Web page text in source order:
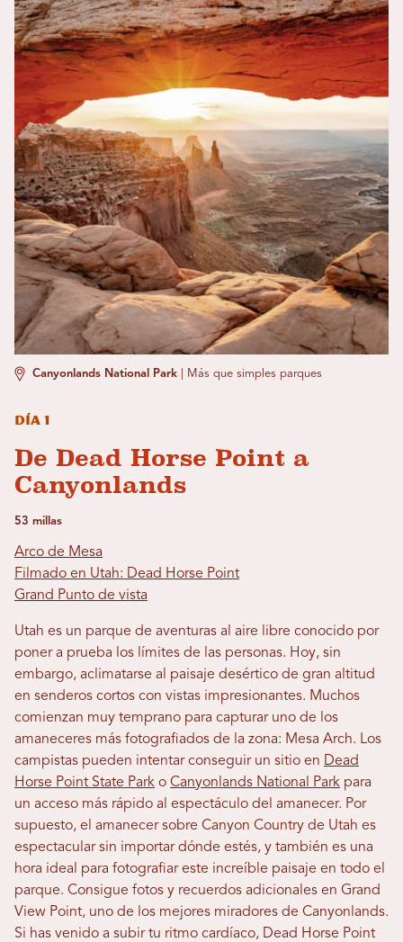
Canyonlands National Park Más que simples parques
Día 1
De Dead Horse Point a
Canyonlands
53 millas
Arco de Mesa
Filmado en Utah: Dead Horse Point
Grand Punto de vista
Utah es un parque de aventuras al aire libre conocido por
poner a prueba los límites de las personas. Hoy, sin
embargo, aclimatarse al paisaje desértico de gran altitud
en senderos cortos con vistas impresionantes. Muchos
comienzan muy temprano para capturar uno de los
amaneceres más fotografiados de la zona: Mesa Arch. Los
campistas pueden intentar conseguir un sitio en Dead
Horse Point State Park o Canyonlands National Park para
un acceso más rápido al espectáculo del amanecer. Por
supuesto, el amanecer sobre Canyon Country de Utah es
espectacular sin importar dónde estés, y también es una
hora ideal para fotografiar este increíble paisaje en todo el
parque. Consigue fotos y recuerdos adicionales en Grand
View Point, uno de los mejores miradores de Canyonlands.
Si has venido a subir tu ritmo cardíaco, Dead Horse Point